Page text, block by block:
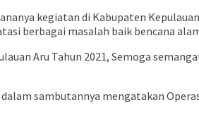
kegiatan di Kabupaten
berbagai masalah baik bencana
Aru Tahun 2021, Semoga
sambutannya mengatakan